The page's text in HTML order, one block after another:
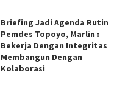
Briefing Jadi Agenda Rutin
Pemdes Topoyo, Marlin :
Bekerja Dengan Integritas
Membangun Dengan
Kolaborasi